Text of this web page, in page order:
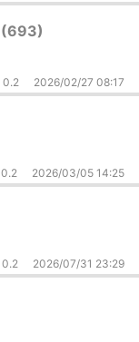
(693)
0.2 2026/02/27 08:17
0.2 2026/03/05 14:25
0.2 2026/07/31 23:29